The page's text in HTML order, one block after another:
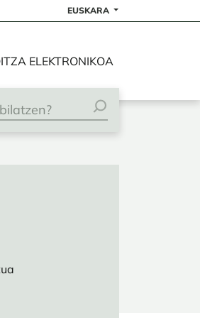
EUSKARA
ELEKTRONIKOA